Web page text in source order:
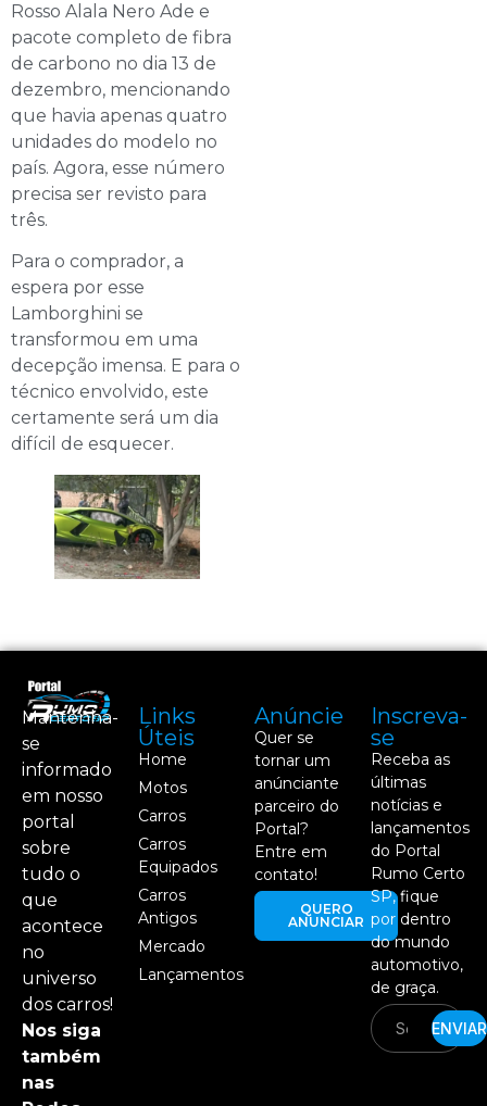
Rosso Alala Nero Ade e
pacote completo de fibra
de carbono no dia 13 de
dezembro, mencionando
que havia apenas quatro
unidades do modelo no
país. Agora, esse número
precisa ser revisto para
três.
Para o comprador, a
espera por esse
Lamborghini se
transformou em uma
decepção imensa. E para o
técnico envolvido, este
certamente será um dia
difícil de esquecer.
Mantenha-
se
informado
em nosso
portal
sobre
tudo o
que
acontece
no
universo
dos carros!
Nos siga
também
nas
Links
Úteis
Home
Motos
Carros
Carros
Equipados
Carros
Antigos
Mercado
Lançamentos
Anúncie
Quer se
tornar um
anúnciante
parceiro do
Portal?
Entre em
contato!
QUERO
ANUNCIAR
Inscreva-
se
Receba as
últimas
notícias e
lançamentos
do Portal
Rumo Certo
SP, fique
por dentro
do mundo
automotivo,
de graça.
ENVIAR